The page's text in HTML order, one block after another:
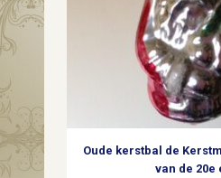
Oude kerstbal de
van de 20e